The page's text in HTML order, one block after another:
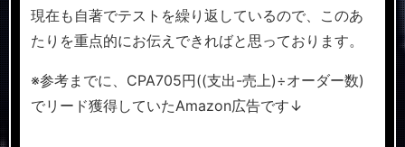
現在も自著でテストを繰り返しているので、このあ
たりを重点的にお伝えできればと思っております。
※参考までに、CPA705円((支出-売上)÷オーダー数)
でリード獲得していたAmazon広告です↓